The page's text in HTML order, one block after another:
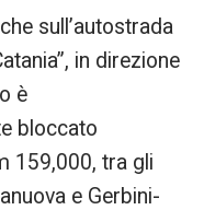
sull’autostrada
in direzione
è
bloccato
159,000, tra gli
e Gerbini-